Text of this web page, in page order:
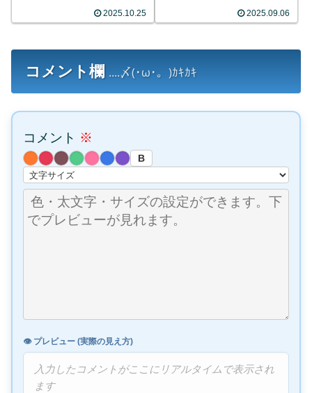
2025.10.25 2025.09.06
コメント欄 ....〆(･ω･。)ｶｷｶｷ
コメント ※
B
👁️ プレビュー (実際の見え方)
入力したコメントがここにリアルタイムで表示され
ます